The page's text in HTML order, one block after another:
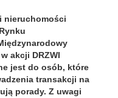
nieruchomości
akcji DRZWI
jest do osób, które
transakcji na
porady. Z uwagi